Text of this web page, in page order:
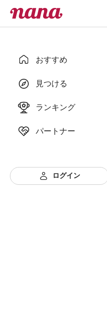
おすすめ
見つける
ランキング
パートナー
ログイン